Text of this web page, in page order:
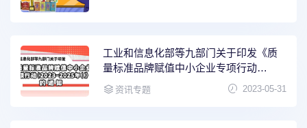
工业和信息化部等九部门关于印发《质
量标准品牌赋值中小企业专项行动
（2023-2025年）》的通知
资讯专题 2023-05-31